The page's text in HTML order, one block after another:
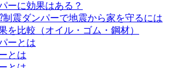
ーに効果はある？
制震ダンパーで地震から家を守るには
を比較（オイル・ゴム・鋼材）
ーとは
とは